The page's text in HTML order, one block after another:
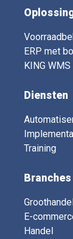
ERP met
KING WMS
Diensten
Training
Branches
Groothandel
E-
Handel